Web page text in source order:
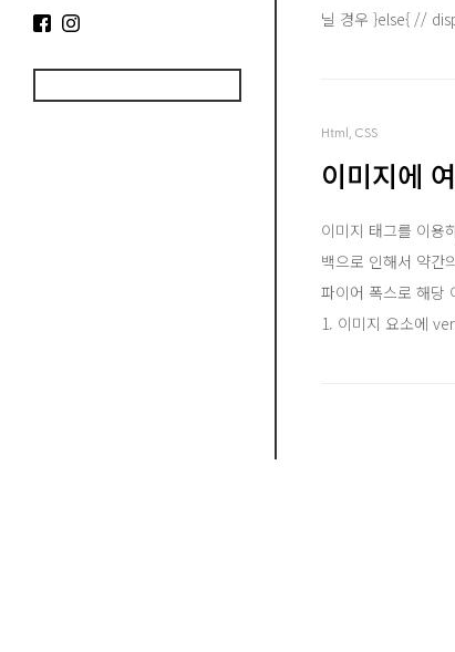
닐 경우 }else{ //
Html, CSS
이미지에
이미지 태그를 이용
백으로 인해서 약간
파이어 폭스로 해당
1. 이미지 요소에